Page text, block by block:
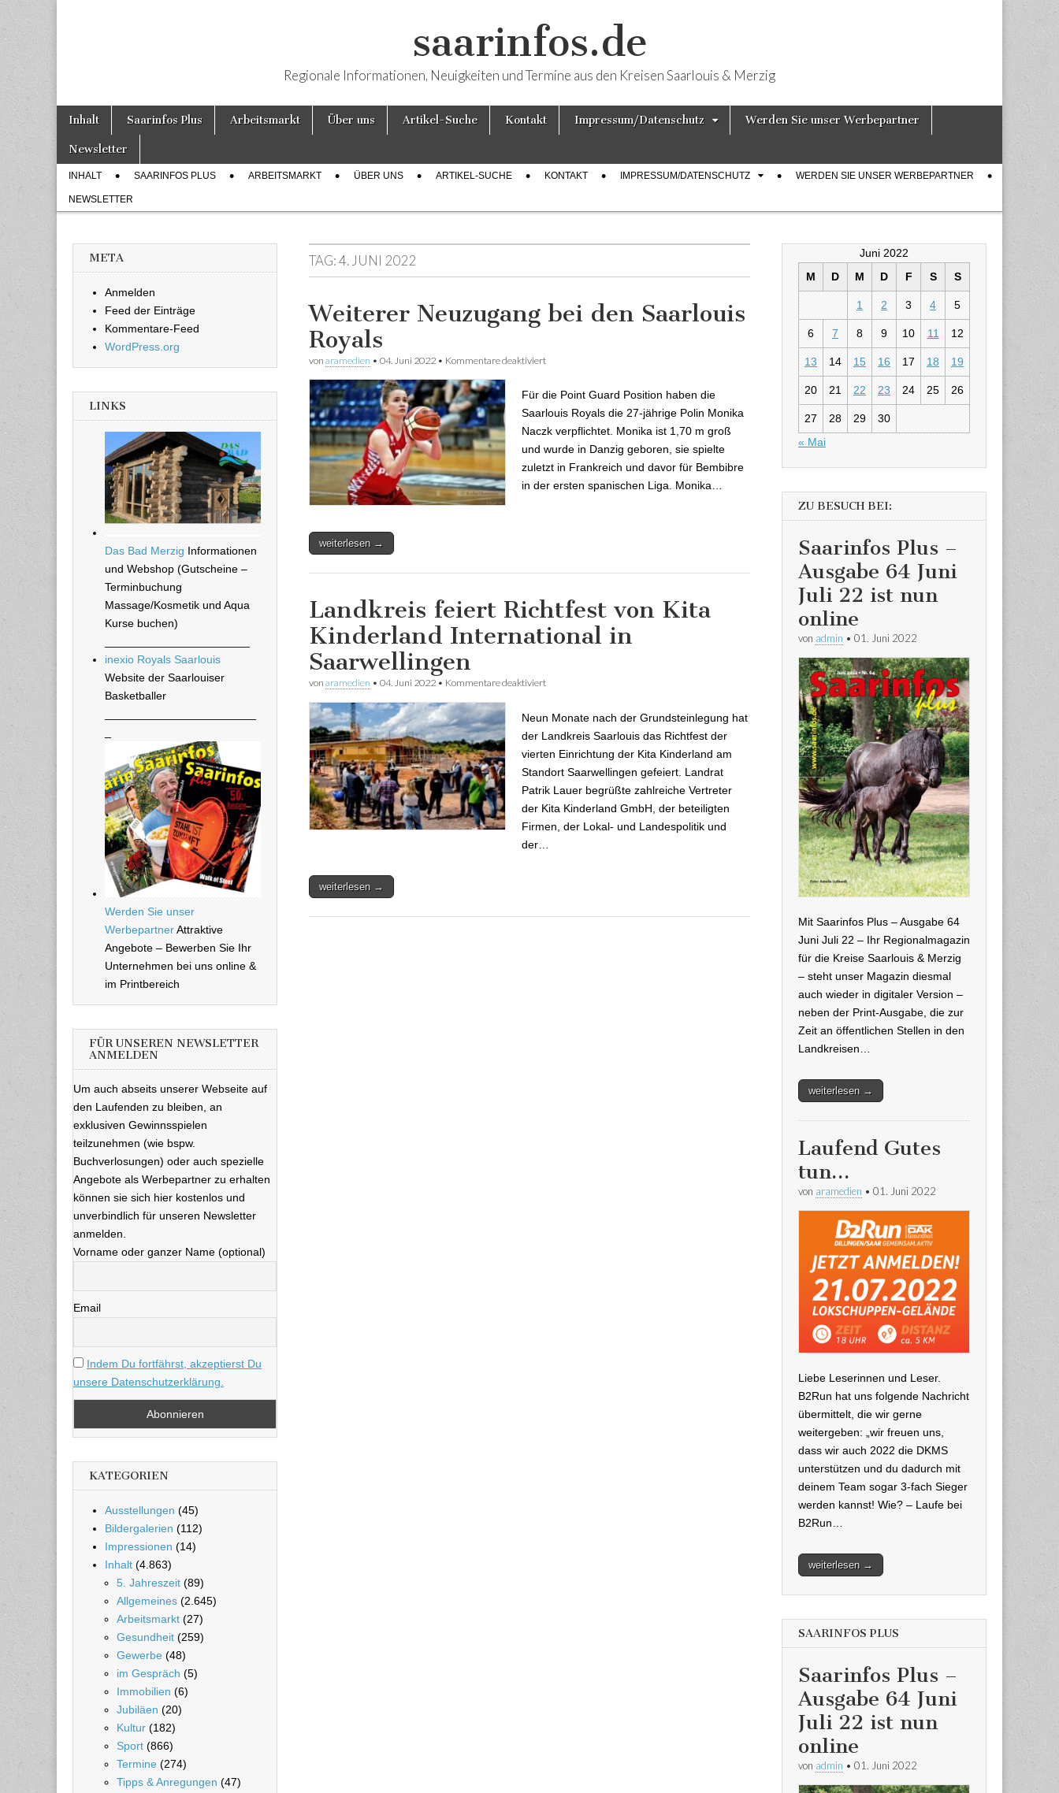
saarinfos.de
Regionale Informationen, Neuigkeiten und Termine aus den Kreisen Saarlouis & Merzig
Hauptmenü
Weiter zum Inhalt
Inhalt Saarinfos Plus Arbeitsmarkt Über uns Artikel-Suche Kontakt Impressum/Datenschutz Werden Sie unser Werbepartner
Newsletter
Untermenü
INHALT SAARINFOS PLUS ARBEITSMARKT ÜBER UNS ARTIKEL-SUCHE KONTAKT IMPRESSUM/DATENSCHUTZ WERDEN SIE UNSER WERBEPARTNER
NEWSLETTER
TAG:4. JUNI 2022
Weiterer Neuzugang bei den Saarlouis
Royals
von aramedien • 04. Juni 2022 • Kommentare deaktiviert
Für die Point Guard Position haben die
Saarlouis Royals die 27-jährige Polin Monika
Naczk verpflichtet. Monika ist 1,70 m groß
und wurde in Danzig geboren, sie spielte
zuletzt in Frankreich und davor für Bembibre
in der ersten spanischen Liga. Monika…
weiterlesen →
Landkreis feiert Richtfest von Kita
Kinderland International in
Saarwellingen
von aramedien • 04. Juni 2022 • Kommentare deaktiviert
Neun Monate nach der Grundsteinlegung hat
der Landkreis Saarlouis das Richtfest der
vierten Einrichtung der Kita Kinderland am
Standort Saarwellingen gefeiert. Landrat
Patrik Lauer begrüßte zahlreiche Vertreter
der Kita Kinderland GmbH, der beteiligten
Firmen, der Lokal- und Landespolitik und
der…
weiterlesen →
META
Anmelden
Feed der Einträge
Kommentare-Feed
WordPress.org
LINKS
Das Bad Merzig Informationen
und Webshop (Gutscheine –
Terminbuchung
Massage/Kosmetik und Aqua
Kurse buchen)
inexio Royals Saarlouis
Website der Saarlouiser
Basketballer
Werden Sie unser
WerbepartnerAttraktive
Angebote – Bewerben Sie Ihr
Unternehmen bei uns online &
im Printbereich
FÜR UNSEREN NEWSLETTER
ANMELDEN
Um auch abseits unserer Webseite auf
den Laufenden zu bleiben, an
exklusiven Gewinnsspielen
teilzunehmen (wie bspw.
Buchverlosungen) oder auch spezielle
Angebote als Werbepartner zu erhalten
können sie sich hier kostenlos und
unverbindlich für unseren Newsletter
anmelden.
Vorname oder ganzer Name (optional)
Email
Indem Du fortfährst, akzeptierst Du
unsere Datenschutzerklärung.
KATEGORIEN
Ausstellungen (45)
Bildergalerien (112)
Impressionen (14)
Inhalt (4.863)
5. Jahreszeit (89)
Allgemeines (2.645)
Arbeitsmarkt (27)
Gesundheit (259)
Gewerbe (48)
im Gespräch (5)
Immobilien (6)
Jubiläen (20)
Kultur (182)
Sport (866)
Termine (274)
Tipps & Anregungen (47)
Juni 2022
M
D M D F S S
1 2 3 4 5
6 7 8 9 10 11 12
13 14 15 16 17 18 19
20 21 22 23 24 25 26
27 28 29
30
« Mai
ZU BESUCH BEI:
Saarinfos Plus –
Ausgabe 64 Juni
Juli 22 ist nun
online
von admin • 01. Juni 2022
Mit Saarinfos Plus – Ausgabe 64
Juni Juli 22 – Ihr Regionalmagazin
für die Kreise Saarlouis & Merzig
– steht unser Magazin diesmal
auch wieder in digitaler Version –
neben der Print-Ausgabe, die zur
Zeit an öffentlichen Stellen in den
Landkreisen…
weiterlesen →
Laufend Gutes
tun…
von aramedien • 01. Juni 2022
Liebe Leserinnen und Leser.
B2Run hat uns folgende Nachricht
übermittelt, die wir gerne
weitergeben: „wir freuen uns,
dass wir auch 2022 die DKMS
unterstützen und du dadurch mit
deinem Team sogar 3-fach Sieger
werden kannst! Wie? – Laufe bei
B2Run…
weiterlesen →
SAARINFOS PLUS
Saarinfos Plus –
Ausgabe 64 Juni
Juli 22 ist nun
online
von admin • 01. Juni 2022